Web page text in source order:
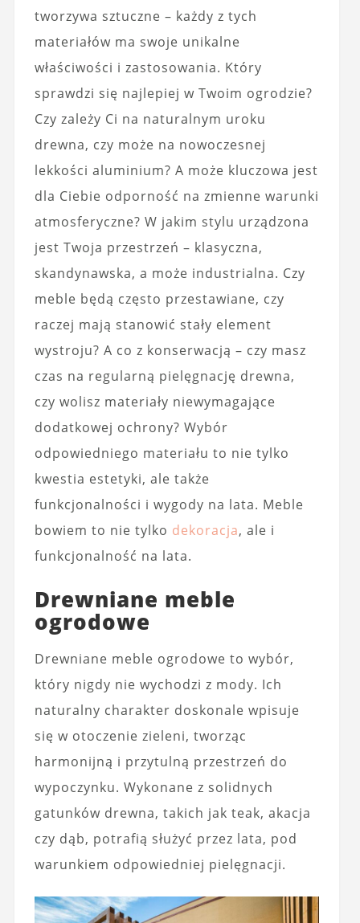
tworzywa sztuczne – każdy z tych
materiałów ma swoje unikalne
właściwości i zastosowania. Który
sprawdzi się najlepiej w Twoim ogrodzie?
Czy zależy Ci na naturalnym uroku
drewna, czy może na nowoczesnej
lekkości aluminium? A może kluczowa jest
dla Ciebie odporność na zmienne warunki
atmosferyczne? W jakim stylu urządzona
jest Twoja przestrzeń – klasyczna,
skandynawska, a może industrialna. Czy
meble będą często przestawiane, czy
raczej mają stanowić stały element
wystroju? A co z konserwacją – czy masz
czas na regularną pielęgnację drewna,
czy wolisz materiały niewymagające
dodatkowej ochrony? Wybór
odpowiedniego materiału to nie tylko
kwestia estetyki, ale także
funkcjonalności i wygody na lata. Meble
bowiem to nie tylko dekoracja, ale i
funkcjonalność na lata.
Drewniane meble
ogrodowe
Drewniane meble ogrodowe to wybór,
który nigdy nie wychodzi z mody. Ich
naturalny charakter doskonale wpisuje
się w otoczenie zieleni, tworząc
harmonijną i przytulną przestrzeń do
wypoczynku. Wykonane z solidnych
gatunków drewna, takich jak teak, akacja
czy dąb, potrafią służyć przez lata, pod
warunkiem odpowiedniej pielęgnacji.